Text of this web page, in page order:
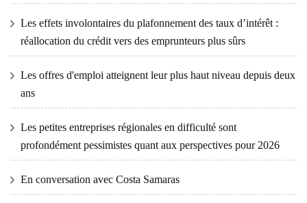
Les effets involontaires du plafonnement des taux d’intérêt :
réallocation du crédit vers des emprunteurs plus sûrs
Les offres d'emploi atteignent leur plus haut niveau depuis deux
ans
Les petites entreprises régionales en difficulté sont
profondément pessimistes quant aux perspectives pour 2026
En conversation avec Costa Samaras